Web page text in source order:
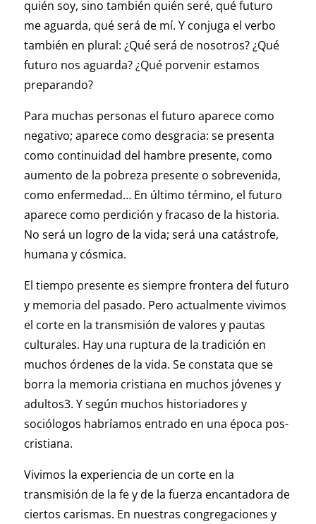
quién soy, sino también quién seré, qué futuro
me aguarda, qué será de mí. Y conjuga el verbo
también en plural: ¿Qué será de nosotros? ¿Qué
futuro nos aguarda? ¿Qué porvenir estamos
preparando?
Para muchas personas el futuro aparece como
negativo; aparece como desgracia: se presenta
como continuidad del hambre presente, como
aumento de la pobreza presente o sobrevenida,
como enfermedad… En último término, el futuro
aparece como perdición y fracaso de la historia.
No será un logro de la vida; será una catástrofe,
humana y cósmica.
El tiempo presente es siempre frontera del futuro
y memoria del pasado. Pero actualmente vivimos
el corte en la transmisión de valores y pautas
culturales. Hay una ruptura de la tradición en
muchos órdenes de la vida. Se constata que se
borra la memoria cristiana en muchos jóvenes y
adultos3. Y según muchos historiadores y
sociólogos habríamos entrado en una época pos-
cristiana.
Vivimos la experiencia de un corte en la
transmisión de la fe y de la fuerza encantadora de
ciertos carismas. En nuestras congregaciones y